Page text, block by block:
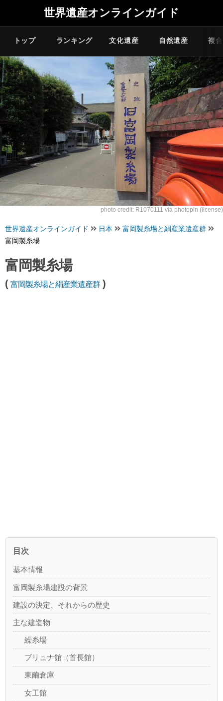
世界遺産オンラインガイド
トップ ランキング 文化遺産 自然遺産 複
photo credit: R1070111 via photopin (license)
世界遺産オンラインガイド 日本
富岡製糸場と絹産業遺産群
富岡製糸場
富岡製糸場
( 富岡製糸場と絹産業遺産群)
目次
基本情報
富岡製糸場建設の背景
建設の決定、それからの歴史
主な建造物
繰糸場
ブリュナ館（首長館）
東繭倉庫
女工館